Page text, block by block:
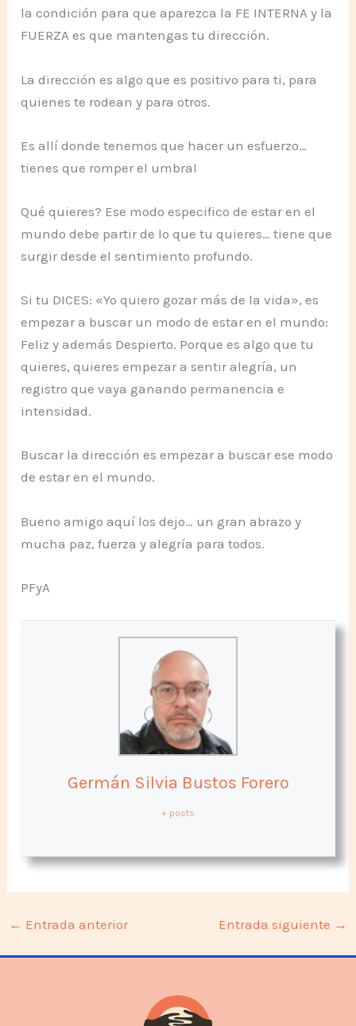
la condición para que aparezca la FE INTERNA y la
FUERZA es que mantengas tu dirección.
La dirección es algo que es positivo para ti, para
quienes te rodean y para otros.
Es allí donde tenemos que hacer un esfuerzo…
tienes que romper el umbral
Qué quieres? Ese modo especifico de estar en el
mundo debe partir de lo que tu quieres… tiene que
surgir desde el sentimiento profundo.
Si tu DICES: «Yo quiero gozar más de la vida», es
empezar a buscar un modo de estar en el mundo:
Feliz y además Despierto. Porque es algo que tu
quieres, quieres empezar a sentir alegría, un
registro que vaya ganando permanencia e
intensidad.
Buscar la dirección es empezar a buscar ese modo
de estar en el mundo.
Bueno amigo aquí los dejo… un gran abrazo y
mucha paz, fuerza y alegría para todos.
PFyA
Germán Silvia Bustos Forero
+ posts
← Entrada anterior Entrada siguiente →